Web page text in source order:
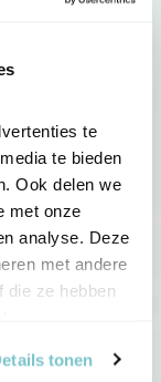
te
te bieden
Ook delen we
met onze
analyse. Deze
met andere
die ze hebben
tonen